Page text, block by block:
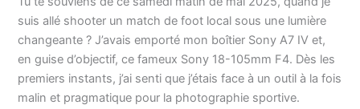
suis allé shooter un match de foot local sous une lumière
changeante ? J’avais emporté mon boîtier Sony A7 IV et,
en guise d’objectif, ce fameux Sony 18-105mm F4. Dès les
premiers instants, j’ai senti que j’étais face à un outil à la fois
malin et pragmatique pour la photographie sportive.